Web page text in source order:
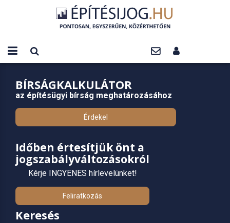
BÍRSÁGKALKULÁTOR
az építésügyi bírság meghatározásához
Érdekel
Időben értesítjük önt a
jogszabályváltozásokról
Kérje INGYENES hírlevelünket!
Feliratkozás
Keresés